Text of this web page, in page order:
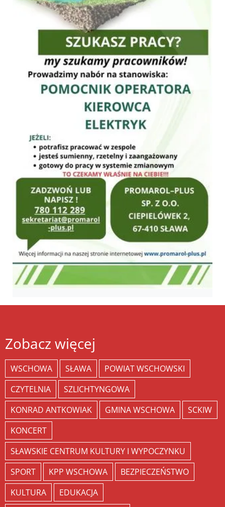
Zobacz więcej
WSCHOWA SŁAWA
POWIAT WSCHOWSKI
CZYTELNIA
SZLICHTYNGOWA
KONRAD ANTKOWIAK
GMINA WSCHOWA
SCKIW
KONCERT
SŁAWSKIE CENTRUM KULTURY I WYPOCZYNKU
SPORT
KPP WSCHOWA
BEZPIECZEŃSTWO
KULTURA
EDUKACJA